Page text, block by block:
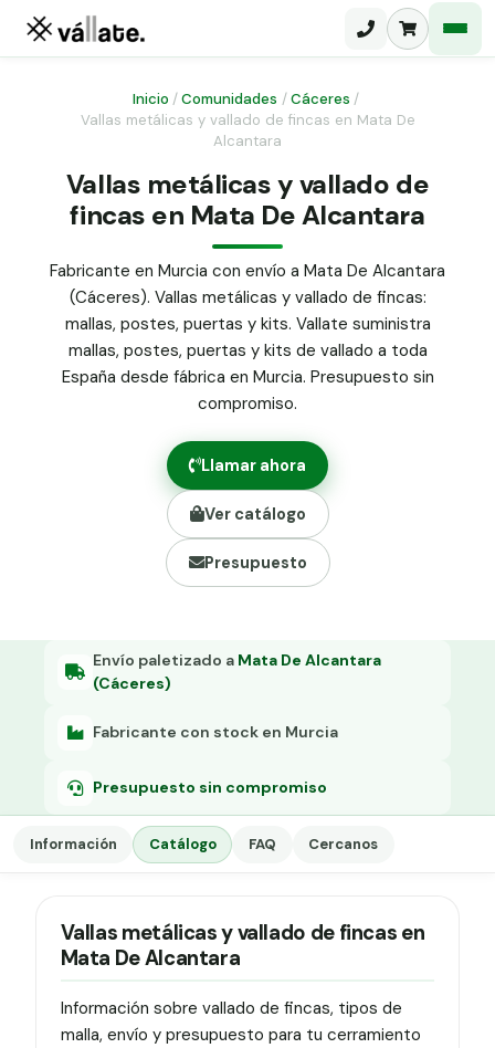
Malla electrosoldada
Malla ganadera
Malla triple torsión
Panel malla H.
Puerta abatible dos hojas
Puerta acceso peatonal
Poste malla Hércules
Poste malla simple torsión
Alambre de espino galvanizado
Alambre liso galvanizado
Malla ocultación 70 g/m² verde
Abrazadera PVC malla H.
Grapa malla H.
Grapadora
Inicio /Comunidades / Cáceres /
Vallas metálicas y vallado de fincas en Mata De
Alcantara
Vallas metálicas y vallado de
fincas en Mata De Alcantara
Fabricante en Murcia con envío a Mata De Alcantara
(Cáceres). Vallas metálicas y vallado de fincas:
mallas, postes, puertas y kits. Vallate suministra
mallas, postes, puertas y kits de vallado a toda
España desde fábrica en Murcia. Presupuesto sin
compromiso.
Llamar ahora
Ver catálogo
Presupuesto
Envío paletizado a Mata De Alcantara
(Cáceres)
Fabricante con stock en Murcia
Presupuesto sin compromiso
Información Catálogo FAQ Cercanos
Vallas metálicas y vallado de fincas en
Mata De Alcantara
Información sobre vallado de fincas, tipos de
malla, envío y presupuesto para tu cerramiento